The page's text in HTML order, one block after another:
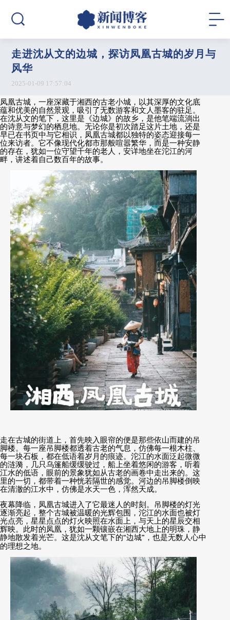
走进沈从文的边城，探访凤凰古城的岁月与
风华
2025-01-09 17:57:04
凤凰古城，一座深藏于湘西的古老小城，以其深厚的文化底
蕴和优美的自然景观，吸引了无数游客和文人墨客的驻足。
在沈从文的笔下，这里是《边城》的故乡，是他笔端流淌出
的诗意与梦幻的栖息地。无论你是初次踏足这片土地，还是
早已在书页中与它相识，凤凰古城都以独特的姿态迎接每一
位来访者。它不像现代化都市那般喧嚣繁华，而是一种安静
的存在，犹如一位守望千年的老人，安详地坐在沱江的河
畔，讲述着自己数百年的故事。
走在古城的街道上，首先映入眼帘的便是那些依山而建的吊
脚楼。每一座吊脚楼都透着古老的气息，仿佛每一根木柱、
每一块石板，都在低语着岁月的痕迹。沱江的水面泛起微微
的涟漪，几只乌篷船缓缓驶过，船上坐着悠闲的游客，听着
江水的低语，眼前的景象犹如从古老的画卷中走出来的。这
里的一切，都带着一种恍若隔世的感觉。河边的吊脚楼倒映
在清澈的江水中，仿佛是水天一色，浑然天成。
夜幕降临，凤凰古城进入了它最迷人的时刻。吊脚楼的灯光
逐渐亮起，整个古城被温暖的光辉包围，沱江的水面也被灯
光点亮，星星点点的灯火映照在水面上，与天上的星辰交相
辉映。此时的凤凰，犹如一颗镶嵌在湘西大地上的明珠，静
静地散发着光芒。这是沈从文笔下的“边城” ，也是无数人心中
的理想之地。